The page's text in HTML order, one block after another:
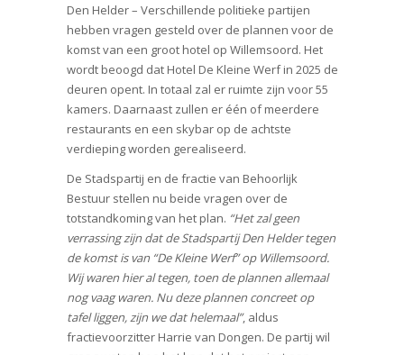
Den Helder – Verschillende politieke partijen
hebben vragen gesteld over de plannen voor de
komst van een groot hotel op Willemsoord. Het
wordt beoogd dat Hotel De Kleine Werf in 2025 de
deuren opent. In totaal zal er ruimte zijn voor 55
kamers. Daarnaast zullen er één of meerdere
restaurants en een skybar op de achtste
verdieping worden gerealiseerd.
De Stadspartij en de fractie van Behoorlijk
Bestuur stellen nu beide vragen over de
totstandkoming van het plan. “Het zal geen
verrassing zijn dat de Stadspartij Den Helder tegen
de komst is van “De Kleine Werf” op Willemsoord.
Wij waren hier al tegen, toen de plannen allemaal
nog vaag waren. Nu deze plannen concreet op
tafel liggen, zijn we dat helemaal”, aldus
fractievoorzitter Harrie van Dongen. De partij wil